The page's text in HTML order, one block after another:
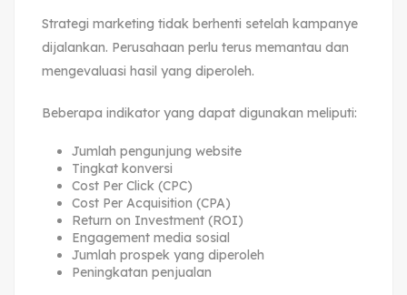
Strategi marketing tidak berhenti setelah kampanye
dijalankan. Perusahaan perlu terus memantau dan
mengevaluasi hasil yang diperoleh.
Beberapa indikator yang dapat digunakan meliputi:
Jumlah pengunjung website
Tingkat konversi
Cost Per Click (CPC)
Cost Per Acquisition (CPA)
Return on Investment (ROI)
Engagement media sosial
Jumlah prospek yang diperoleh
Peningkatan penjualan